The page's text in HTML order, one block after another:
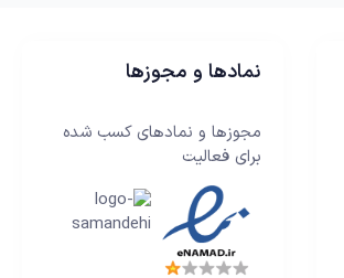
نمادها و مجوزها
مجوزها و نمادهای کسب شده
برای فعالیت